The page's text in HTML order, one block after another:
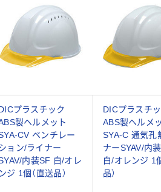
プラスチック
製ヘルメット
CV ベンチレー
ョン/ライナー
内装SF 白/オレ
ンジ 1個（直送品）
DICプラスチ
ABS製ヘルメ
SYA-C 通気孔
ナーSYAV/内
白/オレンジ 1
品）